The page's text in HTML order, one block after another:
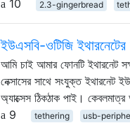
10
2.3-gingerbread
ইউএসবি-ওটিজি ইথারনেটের
আমি চাই আমার ফোনটি ইথারনেট
নেক্সাসের সাথে সংযুক্ত ইথারনেট
অ্যাক্সেস ঠিকঠাক পাই।
9
tethering usb-